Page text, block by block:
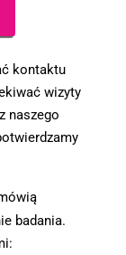
kontaktu
wizyty
naszego
badania.